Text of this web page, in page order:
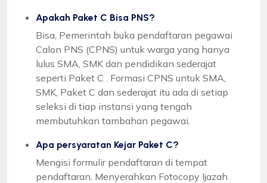
Apakah Paket C Bisa PNS?
Bisa, Pemerintah buka pendaftaran pegawai
Calon PNS (CPNS) untuk warga yang hanya
lulus SMA, SMK dan pendidikan sederajat
seperti Paket C . Formasi CPNS untuk SMA,
SMK, Paket C dan sederajat itu ada di setiap
seleksi di tiap instansi yang tengah
membutuhkan tambahan pegawai.
Apa persyaratan Kejar Paket C?
Mengisi formulir pendaftaran di tempat
pendaftaran, Menyerahkan Fotocopy Ijazah